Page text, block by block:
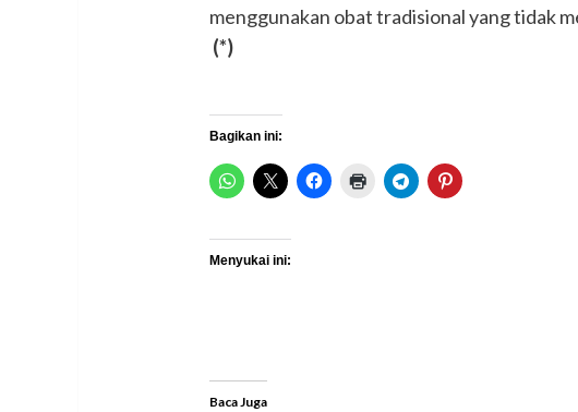
menggunakan obat tradisional yang tidak
(*)
Bagikan ini:
Menyukai ini:
Baca Juga